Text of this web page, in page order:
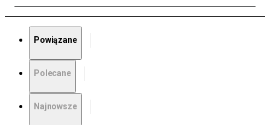
Powiązane
Polecane
Najnowsze